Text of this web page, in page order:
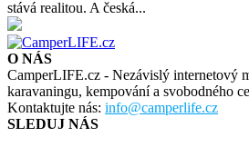
stává realitou. A česká...
O NÁS
CamperLIFE.cz - Nezávislý internetový
karavaningu, kempování a svobodného
Kontaktujte nás: info@camperlife.cz
SLEDUJ NÁS